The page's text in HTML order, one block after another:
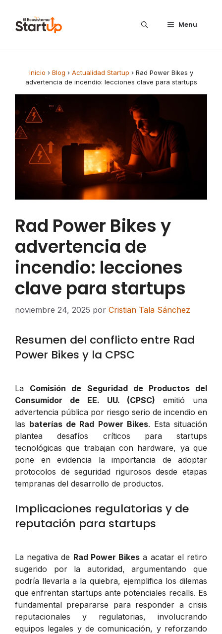
Menu
Inicio › Blog › Actualidad Startup › Rad Power Bikes y
advertencia de incendio: lecciones clave para startups
Rad Power Bikes y
advertencia de
incendio: lecciones
clave para startups
noviembre 24, 2025 por Cristian Tala Sánchez
Resumen del conflicto entre Rad
Power Bikes y la CPSC
La Comisión de Seguridad de Productos del
Consumidor de EE. UU. (CPSC) emitió una
advertencia pública por riesgo serio de incendio en
las baterías de Rad Power Bikes. Esta situación
plantea desafíos críticos para startups
tecnológicas que trabajan con hardware, ya que
pone en evidencia la importancia de adoptar
protocolos de seguridad rigurosos desde etapas
tempranas del desarrollo de productos.
Implicaciones regulatorias y de
reputación para startups
La negativa de Rad Power Bikes a acatar el retiro
sugerido por la autoridad, argumentando que
podría llevarla a la quiebra, ejemplifica los dilemas
que enfrentan startups ante potenciales recalls. Es
fundamental prepararse para responder a crisis
reputacionales y regulatorias, involucrando
equipos legales y de comunicación, y reforzando